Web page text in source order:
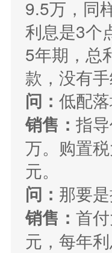
9.5万，同
利息是3个
5年期，总
款，没有
问： 低配
销售： 指
万。购置
元。
问： 那要
销售： 首
元，每年